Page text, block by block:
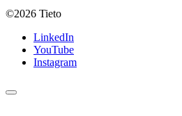
©2026 Tieto
LinkedIn
YouTube
Instagram